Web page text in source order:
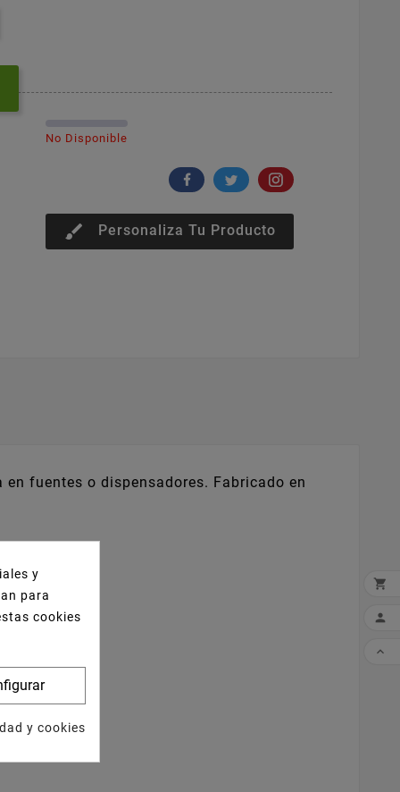
No Disponible
brush Personaliza Tu Producto
fuentes o dispensadores. Fabricado en



y
para
cookies
y cookies